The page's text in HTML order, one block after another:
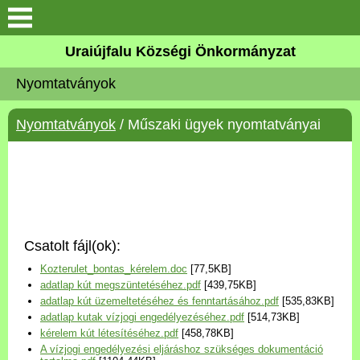
Köszöntő
Elérhetőségek
Uraiújfalu
Választási információk
Versenyképes Járások
Program
Uraiújfalu Községi Önkormányzat
Nyomtatványok
Nyomtatványok / Műszaki ügyek nyomtatványai
Csatolt fájl(ok):
Kozterulet_bontas_kérelem.doc [77,5KB]
adatlap kút megszüntetéséhez.pdf [439,75KB]
adatlap kút üzemeltetéséhez és fenntartásához.pdf [535,83KB]
adatlap kutak vízjogi engedélyezéséhez.pdf [514,73KB]
kérelem kút létesítéséhez.pdf [458,78KB]
A vízjogi engedélyezési eljáráshoz szükséges dokumentáció